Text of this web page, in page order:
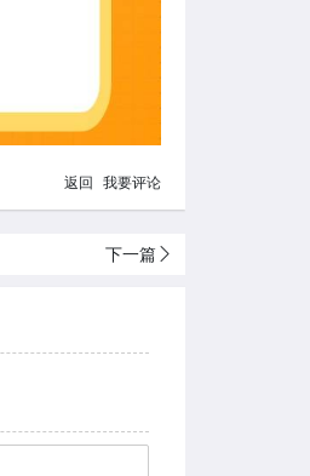
返回 我要评论
下一篇